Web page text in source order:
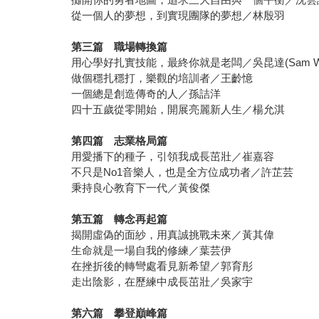
從一個人的夢想，到實現團隊的夢想／林殷羽
第三篇 職場轉換篇
用心學好扎實技能，最終你就是老闆／吳昆達(Sam
做個穩扎穩打，樂觀的培訓者／王齡憶
一個總是創造傳奇的人／孫詰洋
四十五歲從零開始，開展亮麗新人生／楊允淇
第四篇 志業格局篇
用愛播下的種子，引領我成長茁壯／崔嘉容
不只是No1音樂人，也是全方位成功者／許芷芸
秉持良心教育下一代／黃俊傑
第五篇 轉念再起篇
揭開虛偽的面紗，用真誠挑戰未來／黃其偉
生命就是一場自我的修練／葉芸伊
在挫折後的轉彎處看見新希望／郭育彤
走出陰影，在歷練中成長茁壯／吳家宇
第六篇 攀登巔峰篇